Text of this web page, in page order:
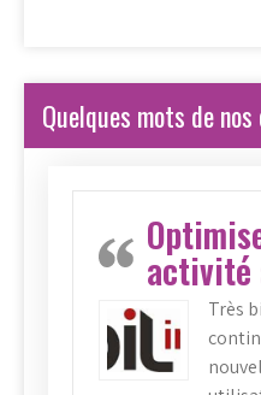
Quelques mots de
activité
Très